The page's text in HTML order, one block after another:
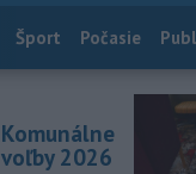
Index
Šport Počasie
Komunálne
voľby 2026